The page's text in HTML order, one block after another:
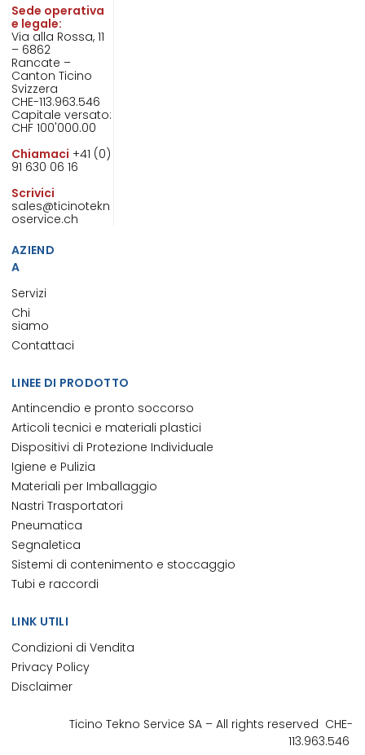
Sede operativa
e legale:
Via alla Rossa, 11
– 6862
Rancate –
Canton Ticino
Svizzera
CHE-113.963.546
Capitale versato:
CHF 100'000.00
Chiamaci +41 (0)
91 630 06 16
Scrivici
sales@ticinotekn
oservice.ch
AZIEND
A
Servizi
Chi
siamo
Contattaci
LINEE DI PRODOTTO
Antincendio e pronto soccorso
Articoli tecnici e materiali plastici
Dispositivi di Protezione Individuale
Igiene e Pulizia
Materiali per Imballaggio
Nastri Trasportatori
Pneumatica
Segnaletica
Sistemi di contenimento e stoccaggio
Tubi e raccordi
LINK UTILI
Condizioni di Vendita
Privacy Policy
Disclaimer
Ticino Tekno Service SA – All rights reserved CHE-
113.963.546